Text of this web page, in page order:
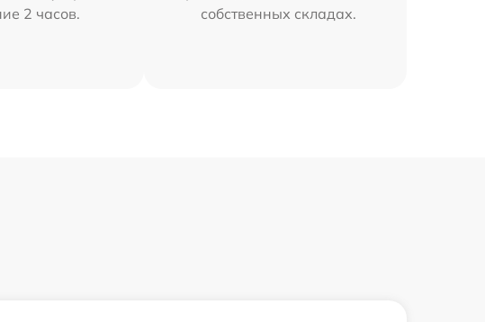
2 часов.
собственных складах.